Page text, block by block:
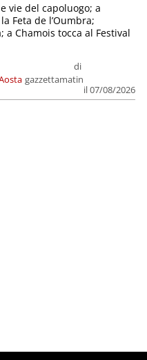
di
gazzettamatin
il 07/08/2026
vie del capoluogo; a
Feta de l’Oumbra;
a Chamois tocca al Festival